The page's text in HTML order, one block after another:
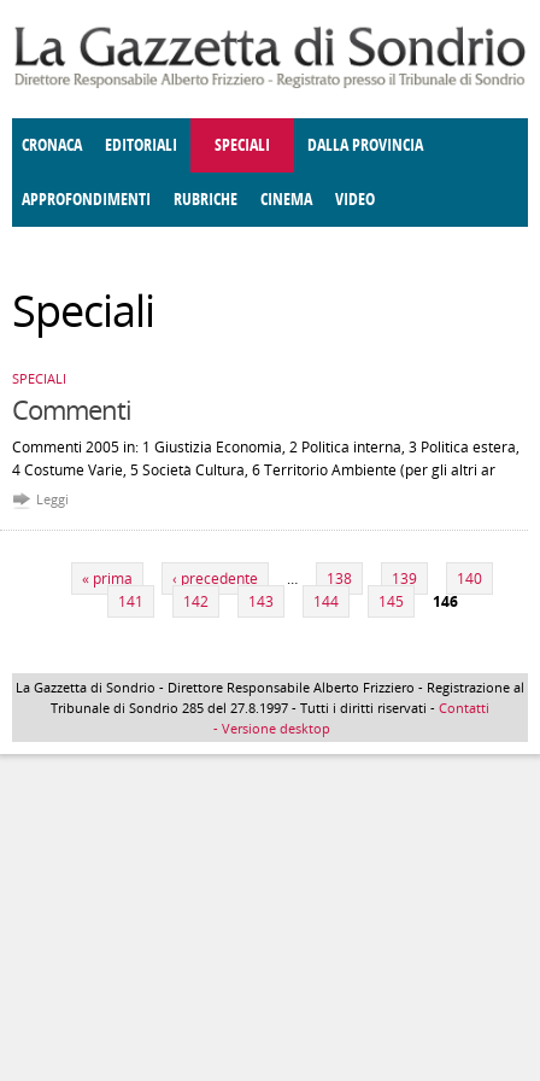
CRONACA EDITORIALI SPECIALI DALLA PROVINCIA
APPROFONDIMENTI
E SPETTACOLI POLITICA
RUBRICHE
DELLE IDEE FATTI DELLO SPIRITO
CINEMA VIDEO
Speciali
SPECIALI
Commenti
Commenti 2005 in: 1 Giustizia Economia, 2 Politica interna, 3 Politica estera,
4 Costume Varie, 5 Società Cultura, 6 Territorio Ambiente (per gli altri ar
Leggi
« prima ‹ precedente … 138 139
140
141
142 143 144 145 146
La Gazzetta di Sondrio - Direttore Responsabile Alberto Frizziero - Registrazione al
Tribunale di Sondrio 285 del 27.8.1997 - Tutti i diritti riservati - Contatti
- Versione desktop